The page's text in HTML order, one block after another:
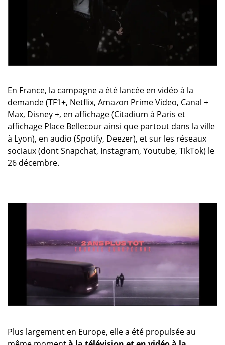
En France, la campagne a été lancée en vidéo à la
demande (TF1+, Netflix, Amazon Prime Video, Canal +
Max, Disney +, en affichage (Citadium à Paris et
affichage Place Bellecour ainsi que partout dans la ville
à Lyon), en audio (Spotify, Deezer), et sur les réseaux
sociaux (dont Snapchat, Instagram, Youtube, TikTok) le
26 décembre.
Plus largement en Europe, elle a été propulsée au